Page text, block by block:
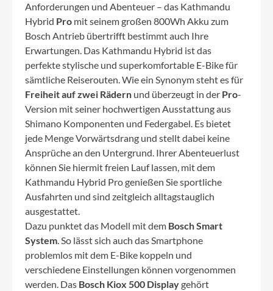
Anforderungen und Abenteuer – das Kathmandu
Hybrid Pro mit seinem großen 800Wh Akku zum
Bosch Antrieb übertrifft bestimmt auch Ihre
Erwartungen. Das Kathmandu Hybrid ist das
perfekte stylische und superkomfortable E-Bike für
sämtliche Reiserouten. Wie ein Synonym steht es für
Freiheit auf zwei Rädern und überzeugt in der Pro-
Version mit seiner hochwertigen Ausstattung aus
Shimano Komponenten und Federgabel. Es bietet
jede Menge Vorwärtsdrang und stellt dabei keine
Ansprüche an den Untergrund. Ihrer Abenteuerlust
können Sie hiermit freien Lauf lassen, mit dem
Kathmandu Hybrid Pro genießen Sie sportliche
Ausfahrten und sind zeitgleich alltagstauglich
ausgestattet.
Dazu punktet das Modell mit dem Bosch Smart
System. So lässt sich auch das Smartphone
problemlos mit dem E-Bike koppeln und
verschiedene Einstellungen können vorgenommen
werden. Das Bosch Kiox 500 Displaygehört